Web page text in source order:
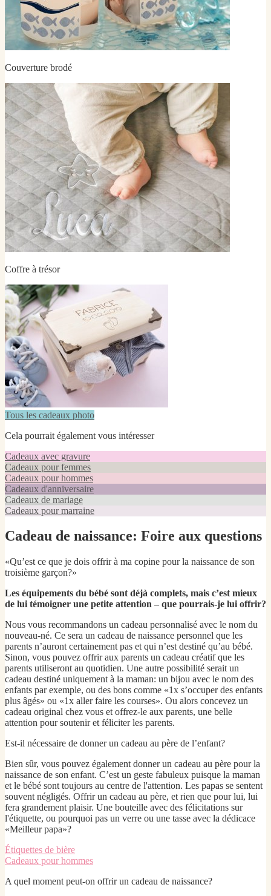
Couverture brodé
Coffre à trésor
Tous les cadeaux photo
Cela pourrait également vous intéresser
Cadeaux avec gravure
Cadeaux pour femmes
Cadeaux pour hommes
Cadeaux d'anniversaire
Cadeaux de mariage
Cadeaux pour marraine
Cadeau de naissance: Foire aux questions
«Qu’est ce que je dois offrir à ma copine pour la naissance de son
troisième garçon?»
Les équipements du bébé sont déjà complets, mais c’est mieux
de lui témoigner une petite attention – que pourrais-je lui offrir?
Nous vous recommandons un cadeau personnalisé avec le nom du
nouveau-né. Ce sera un cadeau de naissance personnel que les
parents n’auront certainement pas et qui n’est destiné qu’au bébé.
Sinon, vous pouvez offrir aux parents un cadeau créatif que les
parents utiliseront au quotidien. Une autre possibilité serait un
cadeau destiné uniquement à la maman: un bijou avec le nom des
enfants par exemple, ou des bons comme «1x s’occuper des enfants
plus âgés» ou «1x aller faire les courses». Ou alors concevez un
cadeau original chez vous et offrez-le aux parents, une belle
attention pour soutenir et féliciter les parents.
Est-il nécessaire de donner un cadeau au père de l’enfant?
Bien sûr, vous pouvez également donner un cadeau au père pour la
naissance de son enfant. C’est un geste fabuleux puisque la maman
et le bébé sont toujours au centre de l'attention. Les papas se sentent
souvent négligés. Offrir un cadeau au père, et rien que pour lui, lui
fera grandement plaisir. Une bouteille avec des félicitations sur
l'étiquette, ou pourquoi pas un verre ou une tasse avec la dédicace
«Meilleur papa»?
Étiquettes de bière
Cadeaux pour hommes
A quel moment peut-on offrir un cadeau de naissance?